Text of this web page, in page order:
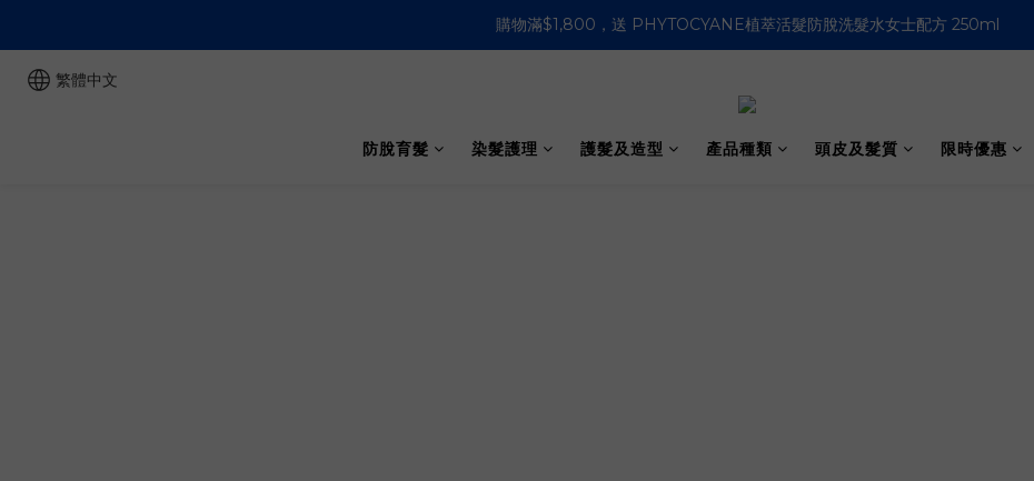
購物滿HK$500即免運費 (香港適用）
購物滿HK$500即免運費 (香港適用）
繁體中文
防脫育髮 染髮護理 護髮及造型 產品種類 頭皮及髮質 限時優惠